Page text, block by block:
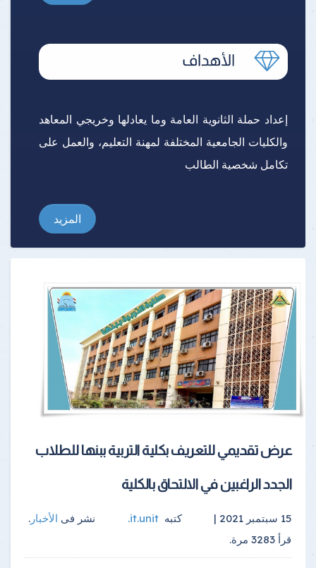
إعداد حملة الثانوية العامة وما يعادلها وخريجي المعاهد
والكليات الجامعية المختلفة لمهنة التعليم، والعمل على
تكامل شخصية الطالب
المزيد
عرض تقديمي للتعريف بكلية التربية ببنها للطلاب
الجدد الراغبين في الالتحاق بالكلية
15 سبتمبر 2021 | كتبهit.unit
. نشر فى الأخبار .
قرأ 3283 مرة.